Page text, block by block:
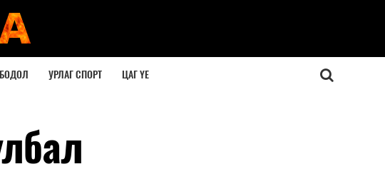
УРЛАГ СПОРТ ЦАГ ҮЕ